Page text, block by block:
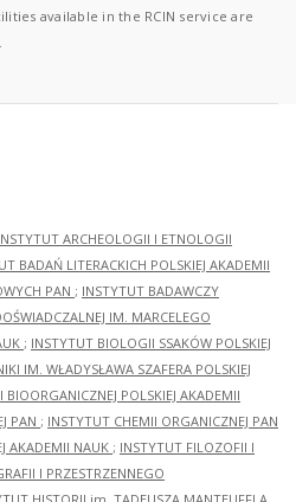
available in the RCIN service are
ARCHEOLOGII I ETNOLOGII
BADAŃ LITERACKICH POLSKIEJ AKADEMII
PAN ; INSTYTUT BADAWCZY
IM. MARCELEGO
; INSTYTUT BIOLOGII SSAKÓW POLSKIEJ
IM. WŁADYSŁAWA SZAFERA POLSKIEJ
POLSKIEJ AKADEMII
PAN ; INSTYTUT CHEMII ORGANICZNEJ PAN
AKADEMII NAUK ; INSTYTUT FILOZOFII I
I PRZESTRZENNEGO